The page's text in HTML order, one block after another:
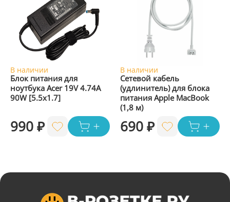
В наличии
Блок питания для
ноутбука Acer 19V 4.74A
90W [5.5x1.7]
990 ₽
В наличии
Сетевой кабель
(удлинитель) для блока
питания Apple MacBook
(1,8 м)
690 ₽